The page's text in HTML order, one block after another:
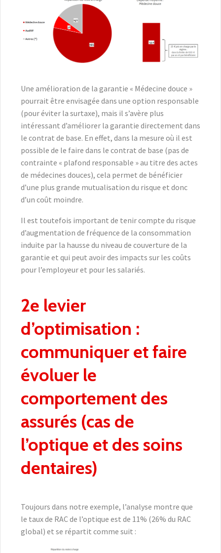
Une amélioration de la garantie « Médecine douce »
pourrait être envisagée dans une option responsable
(pour éviter la surtaxe), mais il s’avère plus
intéressant d’améliorer la garantie directement dans
le contrat de base. En effet, dans la mesure où il est
possible de le faire dans le contrat de base (pas de
contrainte « plafond responsable » au titre des actes
de médecines douces), cela permet de bénéficier
d’une plus grande mutualisation du risque et donc
d’un coût moindre.
Il est toutefois important de tenir compte du risque
d’augmentation de fréquence de la consommation
induite par la hausse du niveau de couverture de la
garantie et qui peut avoir des impacts sur les coûts
pour l’employeur et pour les salariés.
2e levier
d’optimisation :
communiquer et faire
évoluer le
comportement des
assurés (cas de
l’optique et des soins
dentaires)
Toujours dans notre exemple, l’analyse montre que
le taux de RAC de l’optique est de 11% (26% du RAC
global) et se répartit comme suit :